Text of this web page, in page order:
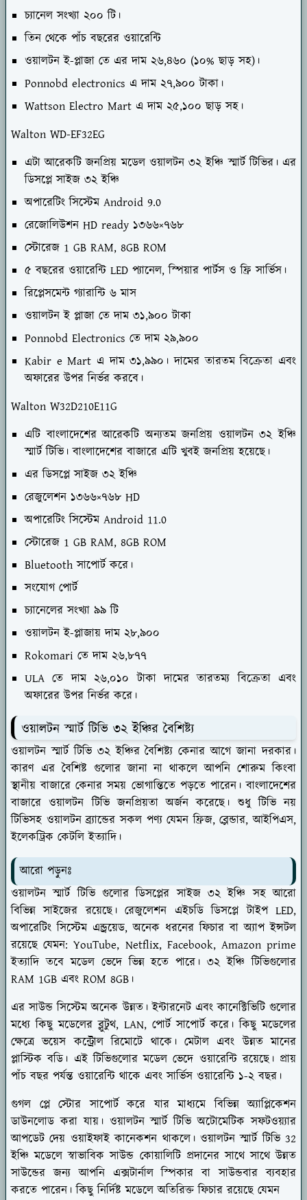
চ্যানেল সংখ্যা ২০০ টি।
তিন থেকে পাঁচ বছরের ওয়ারেন্টি
ওয়ালটন ই-প্লাজা তে এর দাম ২৬,৪৬০ (১০% ছাড় সহ)।
Ponnobd electronics এ দাম ২৭,৯০০ টাকা।
Wattson Electro Mart এ দাম ২৫,১০০ ছাড় সহ।
Walton WD-EF32EG
এটা আরেকটি জনপ্রিয় মডেল ওয়ালটন ৩২ ইঞ্চি স্মার্ট টিভির। এর
ডিসপ্লে সাইজ ৩২ ইঞ্চি
অপারেটিং সিস্টেম Android 9.0
রেজোলিউশন HD ready ১৩৬৬×৭৬৮
স্টোরেজ 1 GB RAM, 8GB ROM
৫ বছরের ওয়ারেন্টি LED প্যানেল, স্পিয়ার পার্টস ও ফ্রি সার্ভিস।
রিপ্লেসমেন্ট গ্যারান্টি ৬ মাস
ওয়ালটন ই প্লাজা তে দাম ৩১,৯০০ টাকা
Ponnobd Electronics তে দাম ২৯,৯০০
Kabir e Mart এ দাম ৩১,৯৯০। দামের তারতম বিক্রেতা এবং
অফারের উপর নির্ভর করবে।
Walton W32D210E11G
এটি বাংলাদেশের আরেকটি অন্যতম জনপ্রিয় ওয়ালটন ৩২ ইঞ্চি
স্মার্ট টিভি। বাংলাদেশের বাজারে এটি খুবই জনপ্রিয় হয়েছে।
এর ডিসপ্লে সাইজ ৩২ ইঞ্চি
রেজুলেশন ১৩৬৬×৭৬৮ HD
অপারেটিং সিস্টেম Android 11.0
স্টোরেজ 1 GB RAM, 8GB ROM
Bluetooth সাপোর্ট করে।
সংযোগ পোর্ট
চ্যানেলের সংখ্যা ৯৯ টি
ওয়ালটন ই-প্লাজায় দাম ২৮,৯০০
Rokomari তে দাম ২৬,৮৭৭
ULA তে দাম ২৬,০১০ টাকা দামের তারতম্য বিক্রেতা এবং
অফারের উপর নির্ভর করে।
ওয়ালটন স্মার্ট টিভি ৩২ ইঞ্চির বৈশিষ্ট্য
ওয়ালটন স্মার্ট টিভি ৩২ ইঞ্চির বৈশিষ্ট্য কেনার আগে জানা দরকার।
কারণ এর বৈশিষ্ট গুলোর জানা না থাকলে আপনি শোরুম কিংবা
স্থানীয় বাজারে কেনার সময় ভোগান্তিতে পড়তে পারেন। বাংলাদেশের
বাজারে ওয়ালটন টিভি জনপ্রিয়তা অর্জন করেছে। শুধু টিভি নয়
টিভিসহ ওয়ালটন ব্র্যান্ডের সকল পণ্য যেমন ফ্রিজ, ব্লেন্ডার, আইপিএস,
ইলেকট্রিক কেটলি ইত্যাদি।
আরো পড়ুনঃ
ওয়ালটন স্মার্ট টিভি গুলোর ডিসপ্লের সাইজ ৩২ ইঞ্চি সহ আরো
বিভিন্ন সাইজের রয়েছে। রেজুলেশন এইচডি ডিসপ্লে টাইপ LED,
অপারেটিং সিস্টেম এন্ড্রয়েড, অনেক ধরনের ফিচার বা অ্যাপ ইন্সটল
রয়েছে যেমন: YouTube, Netflix, Facebook, Amazon prime
ইত্যাদি তবে মডেল ভেদে ভিন্ন হতে পারে। ৩২ ইঞ্চি টিভিগুলোর
RAM 1GB এবং ROM 8GB।
এর সাউন্ড সিস্টেম অনেক উন্নত। ইন্টারনেট এবং কানেক্টিভিটি গুলোর
মধ্যে কিছু মডেলের ব্লুটুথ, LAN, পোর্ট সাপোর্ট করে। কিছু মডেলের
ক্ষেত্রে ভয়েস কন্ট্রোল রিমোটে থাকে। মেটাল এবং উন্নত মানের
প্লাস্টিক বডি। এই টিভিগুলোর মডেল ভেদে ওয়ারেন্টি রয়েছে। প্রায়
পাঁচ বছর পর্যন্ত ওয়ারেন্টি থাকে এবং সার্ভিস ওয়ারেন্টি ১-২ বছর।
গুগল প্লে স্টোর সাপোর্ট করে যার মাধ্যমে বিভিন্ন অ্যাপ্লিকেশন
ডাউনলোড করা যায়। ওয়ালটন স্মার্ট টিভি অটোমেটিক সফটওয়্যার
আপডেট দেয় ওয়াইফাই কানেকশন থাকলে। ওয়ালটন স্মার্ট টিভি 32
ইঞ্চি মডেলে স্বাভাবিক সাউন্ড কোয়ালিটি প্রদানের সাথে সাথে উন্নত
সাউন্ডের জন্য আপনি এক্সটার্নাল স্পিকার বা সাউন্ডবার ব্যবহার
করতে পারেন। কিছু নির্দিষ্ট মডেলে অতিরিক্ত ফিচার রয়েছে যেমন